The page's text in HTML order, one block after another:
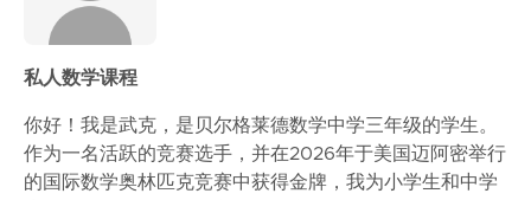
私人数学课程
你好！我是武克，是贝尔格莱德数学中学三年级的学生。
作为一名活跃的竞赛选手，并在2026年于美国迈阿密举行
的国际数学奥林匹克竞赛中获得金牌，我为小学生和中学